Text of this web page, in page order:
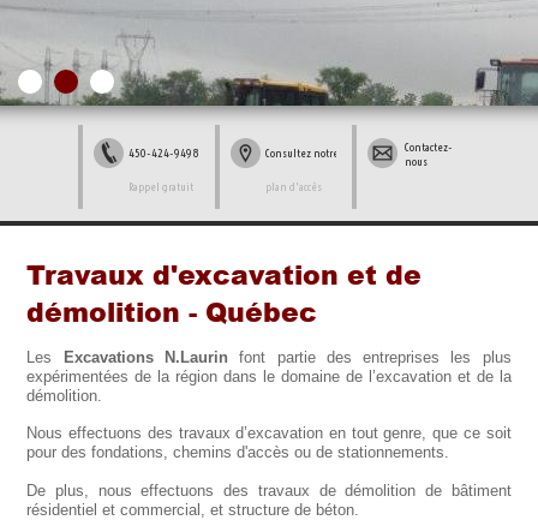
450-424-9498
Rappel gratuit
Consultez notre
plan d'accès
Contactez-
nous
Travaux d'excavation et de
démolition - Québec
Les Excavations N.Laurin font partie des entreprises les plus
expérimentées de la région dans le domaine de l’excavation et de la
démolition.
Nous effectuons des travaux d’excavation en tout genre, que ce soit
pour des fondations, chemins d'accès ou de stationnements.
De plus, nous effectuons des travaux de démolition de bâtiment
résidentiel et commercial, et structure de béton.